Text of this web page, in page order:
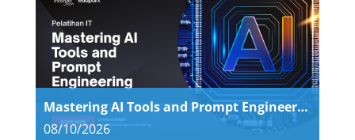
Mastering AI Tools and Prompt Engineering
08/10/2026